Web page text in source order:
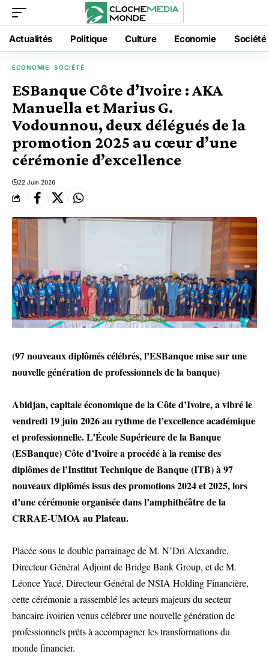
Actualités Politique Culture Economie Société
ÉCONOMIE SOCIÉTÉ
ESBanque Côte d’Ivoire : AKA
Manuella et Marius G.
Vodounnou, deux délégués de la
promotion 2025 au cœur d’une
cérémonie d’excellence
22 Juin 2026
(97 nouveaux diplômés célébrés, l’ESBanque mise sur une
nouvelle génération de professionnels de la banque)
Abidjan, capitale économique de la Côte d’Ivoire, a vibré le
vendredi 19 juin 2026 au rythme de l’excellence académique
et professionnelle. L’École Supérieure de la Banque
(ESBanque) Côte d’Ivoire a procédé à la remise des
diplômes de l’Institut Technique de Banque (ITB) à 97
nouveaux diplômés issus des promotions 2024 et 2025, lors
d’une cérémonie organisée dans l’amphithéâtre de la
CRRAE-UMOA au Plateau.
Placée sous le double parrainage de M. N’Dri Alexandre,
Directeur Général Adjoint de Bridge Bank Group, et de M.
Léonce Yacé, Directeur Général de NSIA Holding Financière,
cette cérémonie a rassemblé les acteurs majeurs du secteur
bancaire ivoirien venus célébrer une nouvelle génération de
professionnels prêts à accompagner les transformations du
monde financier.